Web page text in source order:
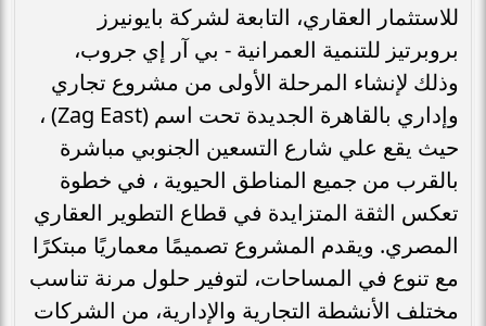
للاستثمار العقاري، التابعة لشركة بايونيرز
بروبرتيز للتنمية العمرانية - بي آر إي جروب،
وذلك لإنشاء المرحلة الأولى من مشروع تجاري
وإداري بالقاهرة الجديدة تحت اسم (Zag East) ،
حيث يقع علي شارع التسعين الجنوبي مباشرة
بالقرب من جميع المناطق الحيوية ، في خطوة
تعكس الثقة المتزايدة في قطاع التطوير العقاري
المصري. ويقدم المشروع تصميمًا معماريًا مبتكرًا
مع تنوع في المساحات، لتوفير حلول مرنة تناسب
مختلف الأنشطة التجارية والإدارية، من الشركات